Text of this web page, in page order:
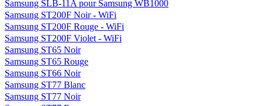
Samsung SLB-11A pour Samsung WB1000
Samsung ST200F Noir - WiFi
Samsung ST200F Rouge - WiFi
Samsung ST200F Violet - WiFi
Samsung ST65 Noir
Samsung ST65 Rouge
Samsung ST66 Noir
Samsung ST77 Blanc
Samsung ST77 Noir